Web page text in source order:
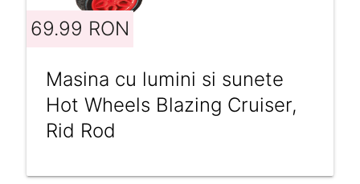
69.99 RON
Masina cu lumini si sunete
Hot Wheels Blazing Cruiser,
Rid Rod